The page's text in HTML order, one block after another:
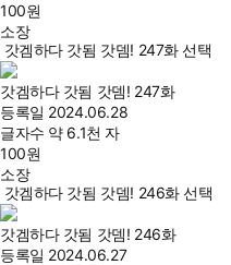
100원
소장
갓겜하다 갓됨 갓뎀! 247화 선택
갓겜하다 갓됨 갓뎀! 247화
등록일 2024.06.28
글자수 약 6.1천 자
100원
소장
갓겜하다 갓됨 갓뎀! 246화 선택
갓겜하다 갓됨 갓뎀! 246화
등록일 2024.06.27